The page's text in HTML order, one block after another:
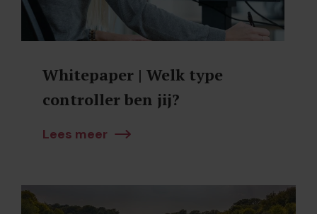
Whitepaper | Welk type
controller ben jij?
Lees meer